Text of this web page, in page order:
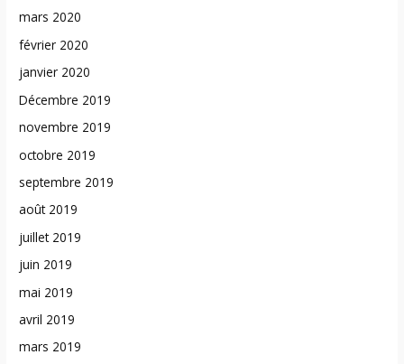
mars 2020
février 2020
janvier 2020
Décembre 2019
novembre 2019
octobre 2019
septembre 2019
août 2019
juillet 2019
juin 2019
mai 2019
avril 2019
mars 2019